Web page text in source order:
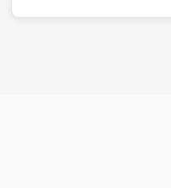
reduzido mediante